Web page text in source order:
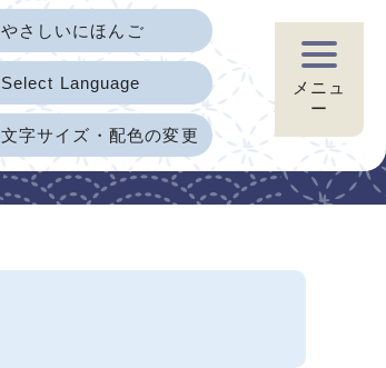
やさしいにほんご
Select Language
文字サイズ・配色の変更
メニュ
ー